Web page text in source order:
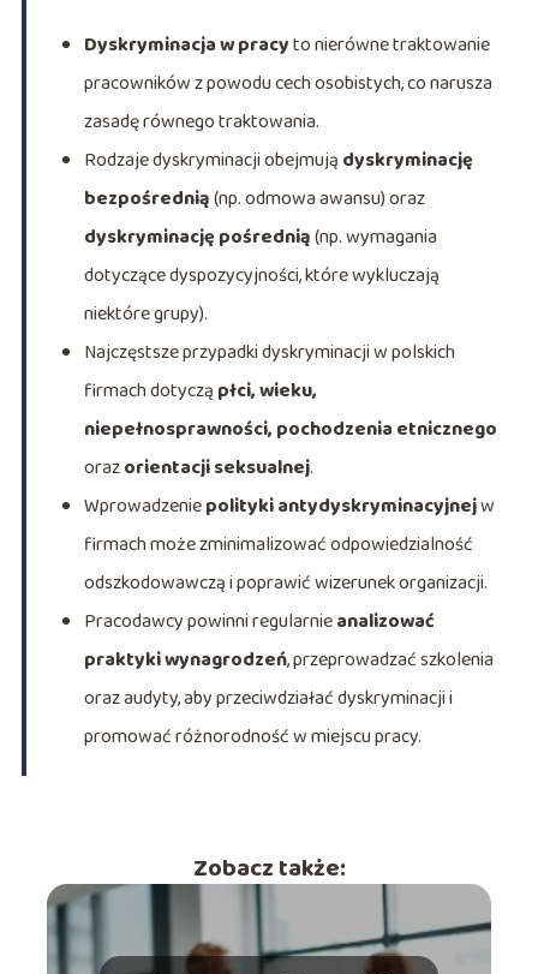
Dyskryminacja w pracyto nierówne traktowanie
pracowników z powodu cech osobistych, co narusza
zasadę równego traktowania.
Rodzaje dyskryminacji obejmują dyskryminację
bezpośrednią(np. odmowa awansu) oraz
dyskryminację pośrednią(np. wymagania
dotyczące dyspozycyjności, które wykluczają
niektóre grupy).
Najczęstsze przypadki dyskryminacji w polskich
firmach dotyczą płci, wieku,
niepełnosprawności, pochodzenia etnicznego
orazorientacji seksualnej.
Wprowadzeniepolityki antydyskryminacyjnejw
firmach może zminimalizować odpowiedzialność
odszkodowawczą i poprawić wizerunek organizacji.
Pracodawcy powinni regularnieanalizować
praktyki wynagrodzeń, przeprowadzać szkolenia
oraz audyty, aby przeciwdziałać dyskryminacji i
promować różnorodność w miejscu pracy.
Zobacz także: